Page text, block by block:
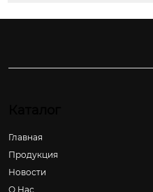
Главная
Продукция
Новости
О Hас